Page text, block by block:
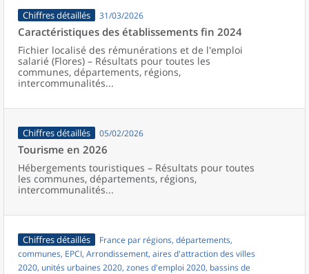
Chiffres détaillés 31/03/2026
Caractéristiques des établissements fin 2024
Fichier localisé des rémunérations et de l'emploi
salarié (Flores) – Résultats pour toutes les
communes, départements, régions,
intercommunalités...
Chiffres détaillés 05/02/2026
Tourisme en 2026
Hébergements touristiques – Résultats pour toutes
les communes, départements, régions,
intercommunalités...
Chiffres détaillés
France par régions, départements,
communes, EPCI, Arrondissement, aires d'attraction des villes
2020, unités urbaines 2020, zones d'emploi 2020, bassins de